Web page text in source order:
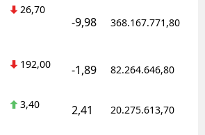
26,70
-9,98 368.167.771,80
192,00 -1,89 82.264.646,80
3,40 2,41 20.275.613,70